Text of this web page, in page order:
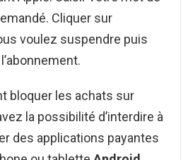
Cliquer sur
voulez suspendre puis
bloquer les achats sur
la possibilité d’interdire à
des applications payantes